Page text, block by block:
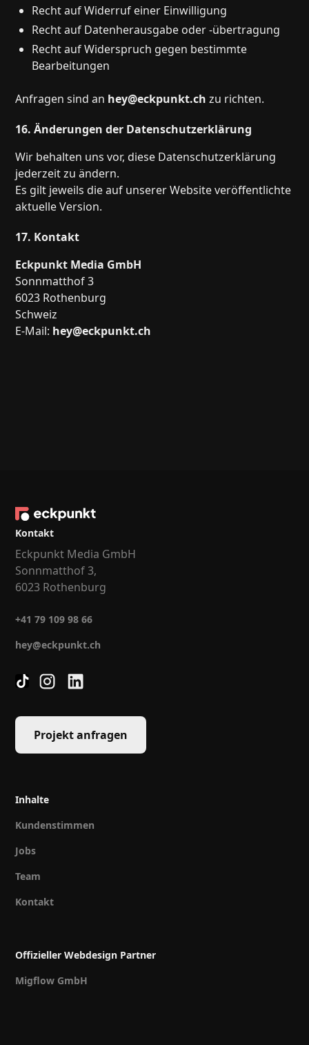
Recht auf Widerruf einer Einwilligung
Recht auf Datenherausgabe oder -übertragung
Recht auf Widerspruch gegen bestimmte
Bearbeitungen
Anfragen sind an hey@eckpunkt.ch zu richten.
16. Änderungen der Datenschutzerklärung
Wir behalten uns vor, diese Datenschutzerklärung
jederzeit zu ändern.
Es gilt jeweils die auf unserer Website veröffentlichte
aktuelle Version.
17. Kontakt
Eckpunkt Media GmbH
Sonnmatthof 3
6023 Rothenburg
Schweiz
E-Mail: hey@eckpunkt.ch
Kontakt
Eckpunkt Media GmbH
Sonnmatthof 3,
6023 Rothenburg
+41 79 109 98 66
hey@eckpunkt.ch
Projekt anfragen
Inhalte
Kundenstimmen
Jobs
Team
Kontakt
Offizieller Webdesign Partner
Migflow GmbH